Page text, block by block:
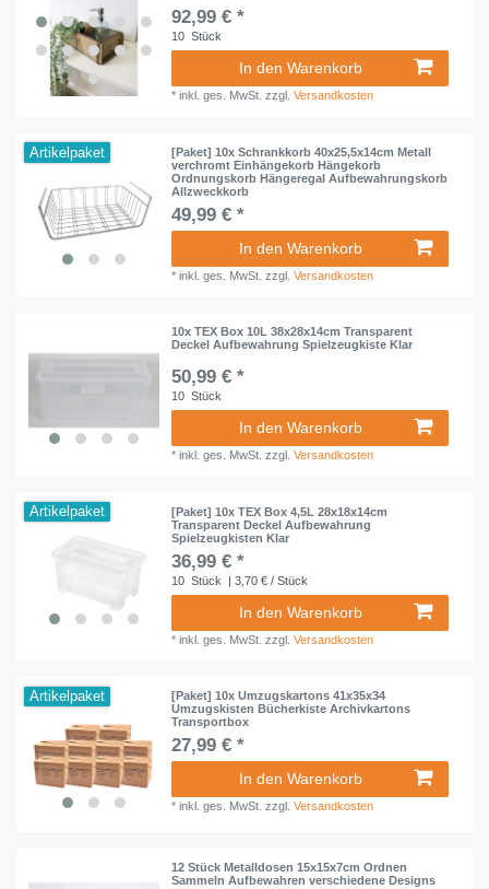
92,99 € *
10 Stück
In den Warenkorb
*inkl. ges. MwSt. zzgl.Versandkosten
Artikelpaket
[Paket] 10x Schrankkorb 40x25,5x14cm Metall
verchromt Einhängekorb Hängekorb
Ordnungskorb Hängeregal Aufbewahrungskorb
Allzweckkorb
49,99 € *
In den Warenkorb
*inkl. ges. MwSt. zzgl.Versandkosten
10x TEX Box 10L 38x28x14cm Transparent
Deckel Aufbewahrung Spielzeugkiste Klar
50,99 € *
10 Stück
In den Warenkorb
*inkl. ges. MwSt. zzgl.Versandkosten
Artikelpaket
[Paket] 10x TEX Box 4,5L 28x18x14cm
Transparent Deckel Aufbewahrung
Spielzeugkisten Klar
36,99 € *
10 Stück | 3,70 € / Stück
In den Warenkorb
*inkl. ges. MwSt. zzgl.Versandkosten
Artikelpaket
[Paket] 10x Umzugskartons 41x35x34
Umzugskisten Bücherkiste Archivkartons
Transportbox
27,99 € *
In den Warenkorb
*inkl. ges. MwSt. zzgl.Versandkosten
12 Stück Metalldosen 15x15x7cm Ordnen
Sammeln Aufbewahren verschiedene Designs